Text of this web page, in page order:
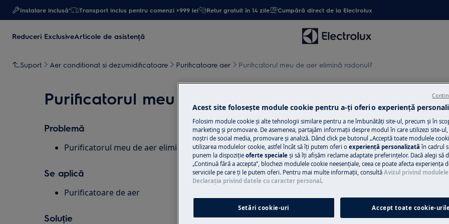
Instalare inclusă* Transport inclus pentru comenzi >999 lei Retur gratuit în 14 zile Cumpără direct de la Electrolux
Reduceri ExclusiveArticole de asistență
Suport Aer conditionat si dezumidificatoare Purificatoare aer Purificatorul meu de aer elimină radonul?
Purificatorul meu de aer elimină radonul?
Problemă
Purificatorul meu de aer elimină radonul?
Se aplică
Purificatoare de aer
Soluție
Descarcă
Nu mai găsești
Descarcă
Găsește
Acest site folosește module cookie pentru a-ţi oferi o experienţă
Folosim module cookie și alte tehnologii similare pentru a ne îmbunătăţi site-ul, precum și în
marketing și promovare. De asemenea, partajăm informaţii despre modul în care utilizezi site-
noștri de social media, promovare și analiză. Dând click pe butonul „Acceptă toate modulele
utilizarea modulelor cookie, astfel încât să îţi putem oferi o experienţă personalizată în cadrul
punem la dispoziţie oferte speciale și să îţi afișăm reclame adaptate preferinţelor. Dacă alegi să
„Continuă fără a accepta”, blochezi modulele cookie neesenţiale, ceea ce poate afecta experienţa
serviciile pe care ţi le putem oferi. Pentru mai multe informaţii, consultă Avizul privind
Declaraţia privind datele cu caracter personal .
Setări cookie-uri Accept toate cookie-